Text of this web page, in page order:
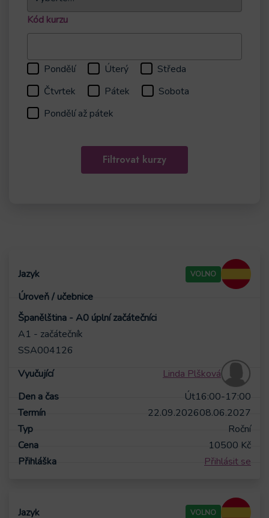
Kód kurzu
Pondělí Úterý
Středa
Čtvrtek
Pátek
Sobota
Pondělí až pátek
Filtrovat kurzy
VOLNO
Španělština - A0 úplní začátečníci
A1 - začátečník
SSA004126
Linda Plšková
Út16:00-17:00
22.09.202608.06.2027
Roční
10500 Kč
Přihlásit se
VOLNO